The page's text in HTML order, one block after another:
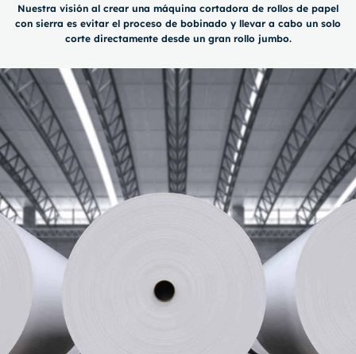
Nuestra visión al crear una máquina cortadora de rollos de papel
con sierra es evitar el proceso de bobinado y llevar a cabo un solo
corte directamente desde un gran rollo jumbo.